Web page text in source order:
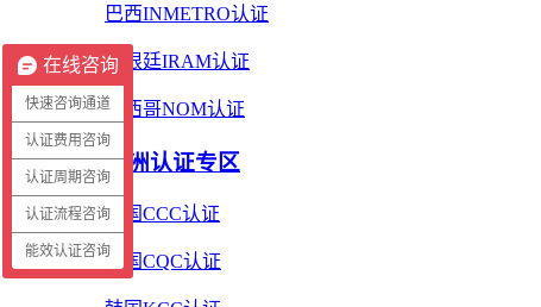
巴西INMETRO认证
阿根廷IRAM认证
墨西哥NOM认证
亚洲认证专区
中国CCC认证
中国CQC认证
在线咨询
快速咨询通道
认证费用咨询
认证周期咨询
认证流程咨询
能效认证咨询